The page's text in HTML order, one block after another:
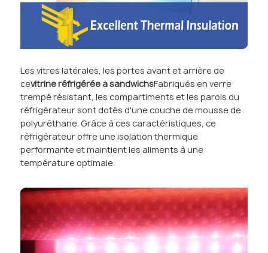
Les vitres latérales, les portes avant et arrière de
cevitrine réfrigérée à sandwichsFabriqués en verre
trempé résistant, les compartiments et les parois du
réfrigérateur sont dotés d'une couche de mousse de
polyuréthane. Grâce à ces caractéristiques, ce
réfrigérateur offre une isolation thermique
performante et maintient les aliments à une
température optimale.